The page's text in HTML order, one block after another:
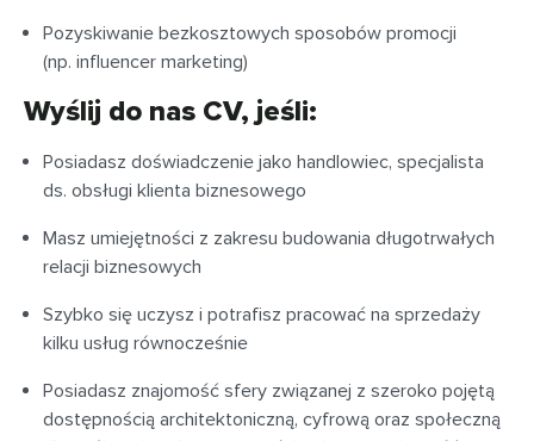
Pozyskiwanie bezkosztowych sposobów promocji
(np. influencer marketing)
Wyślij do nas CV, jeśli:
Posiadasz doświadczenie jako handlowiec, specjalista
ds. obsługi klienta biznesowego
Masz umiejętności z zakresu budowania długotrwałych
relacji biznesowych
Szybko się uczysz i potrafisz pracować na sprzedaży
kilku usług równocześnie
Posiadasz znajomość sfery związanej z szeroko pojętą
dostępnością architektoniczną, cyfrową oraz społeczną